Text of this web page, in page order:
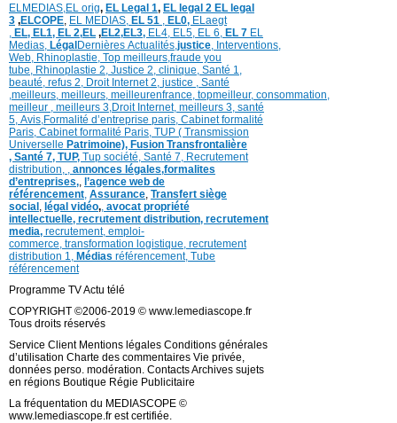
ELMEDIAS, EL orig, EL Legal 1, EL legal 2 EL legal
3 ,ELCOPE EL MEDIAS, EL 51 EL0, ELaegt
EL, EL1, EL 2,EL ,EL2,EL3, EL4, EL5, EL 6, EL 7 EL
Medias, LégalDernières Actualités, justice Interventions,
Web, Rhinoplastie Top meilleurs fraude you
tube Rhinoplastie 2 Justice 2 clinique Santé 1
beauté, refus 2 Droit Internet 2 justice , Santé
meilleurs meilleurs meilleurenfrance, topmeilleur, consommation
meilleur , meilleurs 3, Droit Internet, meilleurs 3, santé
5, Avis Formalité d’entreprise paris, Cabinet formalité
Paris, Cabinet formalité Paris, TUP ( Transmission
Universelle Patrimoine), Fusion Transfrontalière
, Santé 7, TUP, Tup société, Santé 7, Recrutement
distribution,
annonces légales,formalites
d’entreprises, l’agence web de
référencement Assurance Transfert siège
social légal vidéo, avocat propriété
intellectuelle, recrutement distribution, recrutement
media, recrutement, emploi-
commerce, transformation logistique, recrutement
distribution 1, Médias référencement, Tube
référencement
Programme TV Actu télé
COPYRIGHT ©2006-2019 © www.lemediascope.fr
Tous droits réservés
Service Client Mentions légales Conditions générales
d’utilisation Charte des commentaires Vie privée,
données perso. modération. Contacts Archives sujets
en régions Boutique Régie Publicitaire
La fréquentation du MEDIASCOPE ©
www.lemediascope.fr est certifiée.